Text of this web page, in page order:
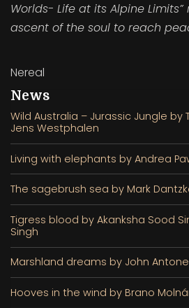
Worlds- Life at its Alpine
ascent of the soul to reach
Nereal
News
Wild Australia – Jurassic Jungle by
Jens Westphalen
Living with elephants by Andrea
The sagebrush sea by Mark
Tigress blood by Akanksha Sood
Singh
Marshland dreams by John
Hooves in the wind by Brano